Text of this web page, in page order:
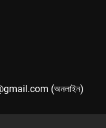
(অনলাইন)